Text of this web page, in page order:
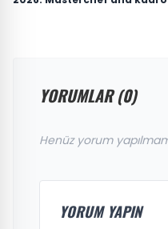
YORUMLAR (0)
Henüz yorum
YORUM YAPIN